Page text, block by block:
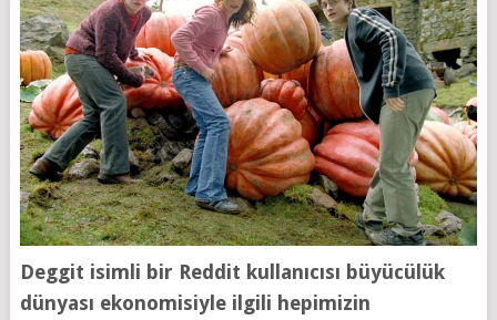
Deggit isimli bir Reddit kullanıcısı büyücülük
dünyası ekonomisiyle ilgili hepimizin